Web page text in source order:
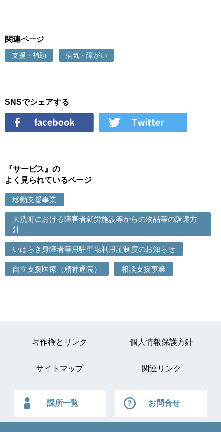
関連ページ
支援・補助 病気・障がい
SNSでシェアする
『サービス』の
よく見られているページ
移動支援事業
大洗町における障害者就労施設等からの物品等の調達方
針
いばらき身障者等用駐車場利用証制度のお知らせ
自立支援医療（精神通院） 相談支援事業
著作権とリンク 個人情報保護方針
サイトマップ 関連リンク
課所一覧 お問合せ